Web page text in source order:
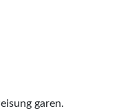
garen.